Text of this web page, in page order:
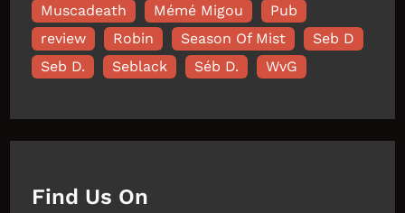
Muscadeath
Mémé Migou
Pub
review
Robin Season Of Mist
Seb D
Seb D.
Seblack Séb D. WvG
Find Us On